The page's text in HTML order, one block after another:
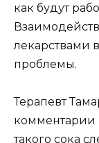
как будут
лекарствами
проблемы.
Терапевт
комментарии
такого сока